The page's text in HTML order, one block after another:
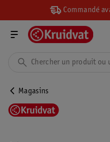
Commandé
Magasins